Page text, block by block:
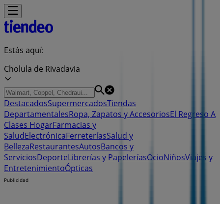
Estás aquí:
Cholula de Rivadavia
DestacadosSupermercadosTiendas
DepartamentalesRopa, Zapatos y AccesoriosEl Regreso A
Clases HogarFarmacias y
SaludElectrónicaFerreteríasSalud y
BellezaRestaurantesAutosBancos y
ServiciosDeporteLibrerías y PapeleríasOcioNiñosViajes y
EntretenimientoÓpticas
Publicidad